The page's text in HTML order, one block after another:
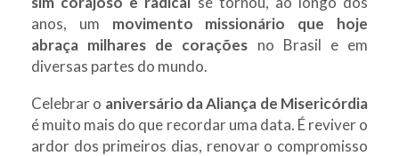
anos, um movimento missionário que hoje
abraça milhares de corações no Brasil e em
diversas partes do mundo.
Celebrar o aniversário da Aliança de Misericórdia
é muito mais do que recordar uma data. É reviver o
ardor dos primeiros dias, renovar o compromisso